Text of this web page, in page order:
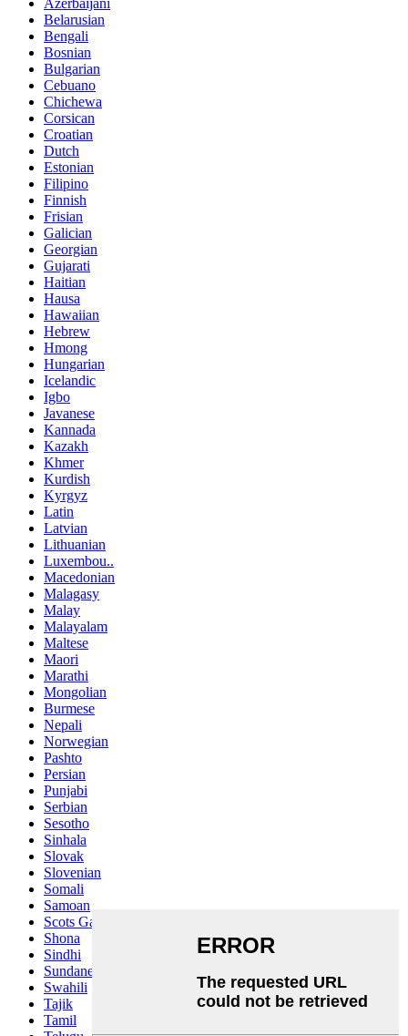
Belarusian
Bengali
Bosnian
Bulgarian
Cebuano
Chichewa
Corsican
Croatian
Dutch
Estonian
Filipino
Finnish
Frisian
Galician
Georgian
Gujarati
Haitian
Hausa
Hawaiian
Hebrew
Hmong
Hungarian
Icelandic
Igbo
Javanese
Kannada
Kazakh
Khmer
Kurdish
Kyrgyz
Latin
Latvian
Lithuanian
Luxembou..
Macedonian
Malagasy
Malay
Malayalam
Maltese
Maori
Marathi
Mongolian
Burmese
Nepali
Norwegian
Pashto
Persian
Punjabi
Serbian
Sesotho
Sinhala
Slovak
Slovenian
Somali
Samoan
Scots Gaelic
Shona
Sindhi
Sundanese
Swahili
Tajik
Tamil